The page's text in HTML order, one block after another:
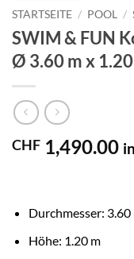
STARTSEITE / POOL /
SWIM & FUN
Ø 3.60 m x
CHF 1,490.00
Durchmesser: 3.60
Höhe: 1.20 m